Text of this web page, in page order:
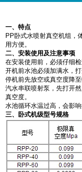
一、特点
PP卧式水喷射真空机组，
用方便。
二、安装使用及注意事项
在安装使用前，必须仔细
开机前水池必须加满水，
停机前先放空或真空度降
汽水串联喷射泵，先打开
真空度。
水池循环水温过高，会影
三、卧式机级型号规格